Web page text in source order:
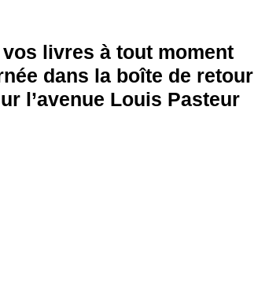
vos livres à tout moment
dans la boîte de retour
l’avenue Louis Pasteur